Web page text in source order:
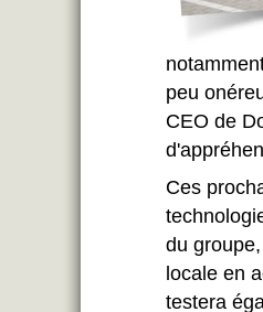
peu
CEO de
Ces
du
locale en
testera